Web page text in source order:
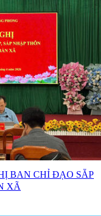
BAN CHỈ ĐẠO SẮP
XÃ